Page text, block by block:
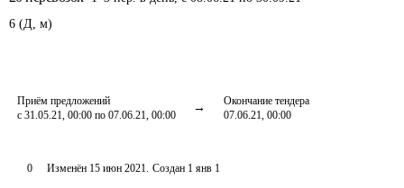
6 (Д, м)
Приём предложений
с 31.05.21, 00:00 по 07.06.21, 00:00
Окончание тендера
07.06.21, 00:00
0 Изменён 15 июн 2021. Создан 1 янв 1